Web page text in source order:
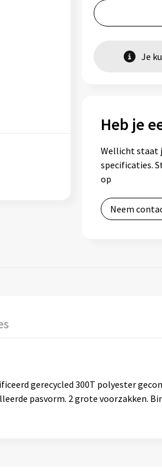
Je
Heb je
Wellicht staat
specificaties.
op
Neem
gerecycled 300T polyester
pasvorm. 2 grote voorzakken.